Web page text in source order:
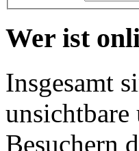
Wer ist
Insgesamt
unsichtbare
Besuchern